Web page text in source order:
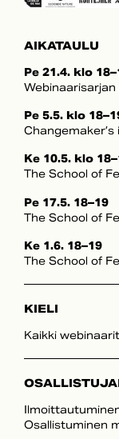
AIKATAULU
Pe 21.4. klo
Webinaarisarjan
Pe 5.5. klo
Ke 10.5. klo
The School of
Pe 17.5. 18–19
The School of
Ke 1.6. 18–19
The School of
KIELI
Kaikki
Osallistuminen